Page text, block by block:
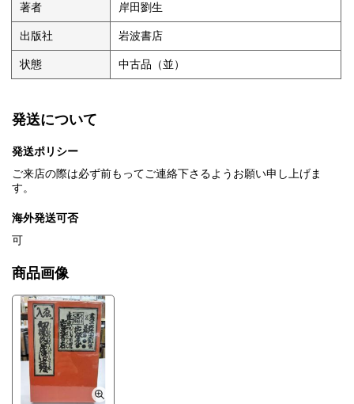
著者 岸田劉生
出版社 岩波書店
状態 中古品（並）
発送について
発送ポリシー
ご来店の際は必ず前もってご連絡下さるようお願い申し上げま
す。
海外発送可否
可
商品画像